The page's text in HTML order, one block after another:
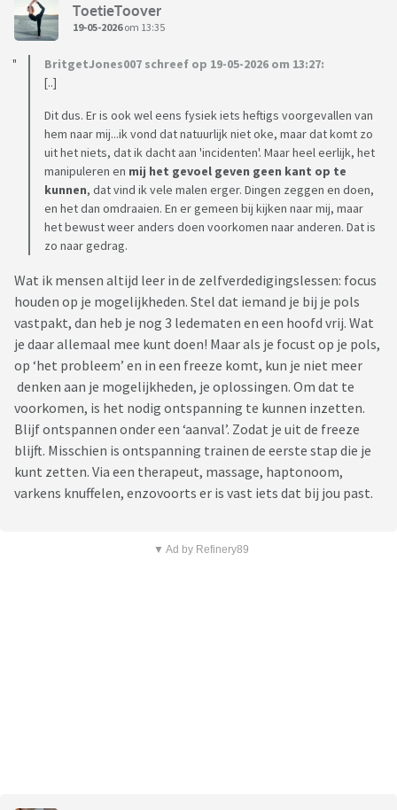
ToetieToover
19-05-2026om 13:35
BritgetJones007 schreef op 19-05-2026 om 13:27:
[..]
Dit dus. Er is ook wel eens fysiek iets heftigs voorgevallen van
hem naar mij...ik vond dat natuurlijk niet oke, maar dat komt zo
uit het niets, dat ik dacht aan 'incidenten'. Maar heel eerlijk, het
manipuleren en mij het gevoel geven geen kant op te
kunnen, dat vind ik vele malen erger. Dingen zeggen en doen,
en het dan omdraaien. En er gemeen bij kijken naar mij, maar
het bewust weer anders doen voorkomen naar anderen. Dat is
zo naar gedrag.
Wat ik mensen altijd leer in de zelfverdedigingslessen: focus
houden op je mogelijkheden. Stel dat iemand je bij je pols
vastpakt, dan heb je nog 3 ledematen en een hoofd vrij. Wat
je daar allemaal mee kunt doen! Maar als je focust op je pols,
op ‘het probleem’ en in een freeze komt, kun je niet meer
denken aan je mogelijkheden, je oplossingen. Om dat te
voorkomen, is het nodig ontspanning te kunnen inzetten.
Blijf ontspannen onder een ‘aanval’. Zodat je uit de freeze
blijft. Misschien is ontspanning trainen de eerste stap die je
kunt zetten. Via een therapeut, massage, haptonoom,
varkens knuffelen, enzovoorts er is vast iets dat bij jou past.
▼ Ad by Refinery89